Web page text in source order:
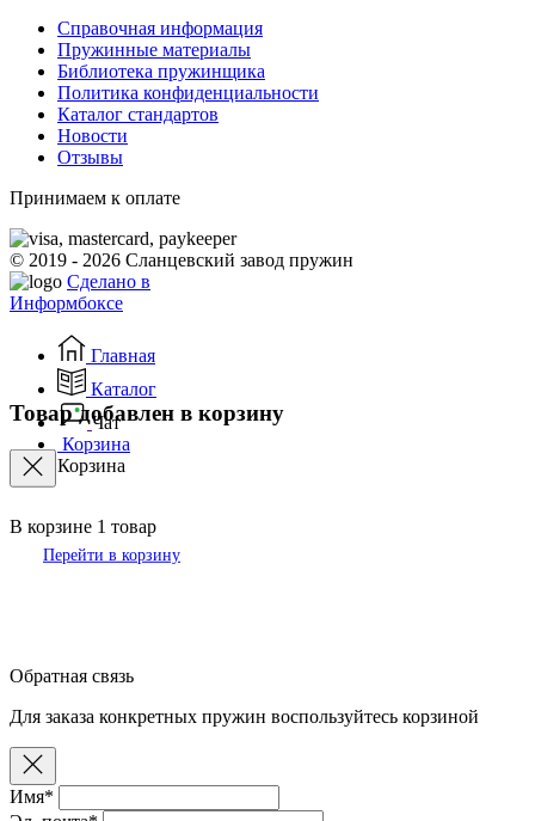
Справочная информация
Пружинные материалы
Библиотека пружинщика
Политика конфиденциальности
Каталог стандартов
Новости
Отзывы
Принимаем к оплате
© 2019 - 2026 Сланцевский завод пружин
Сделано в
Информбоксе
Главная
Каталог
Чат
Корзина
Корзина
Товар добавлен в корзину
В корзине 1 товар
Перейти в корзину
Обратная связь
Для заказа конкретных пружин воспользуйтесь корзиной
Имя*